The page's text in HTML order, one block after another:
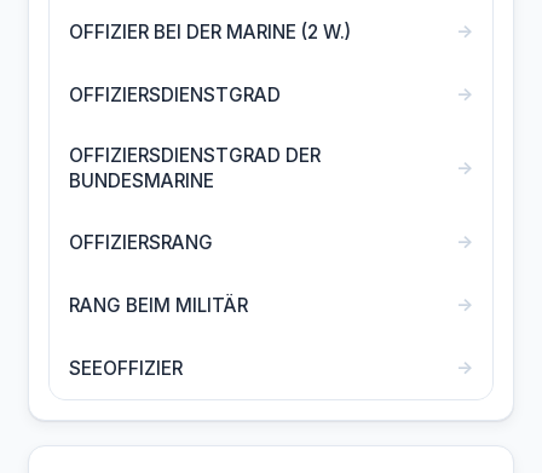
OFFIZIER BEI DER MARINE (2 W.) →
OFFIZIERSDIENSTGRAD →
OFFIZIERSDIENSTGRAD DER
BUNDESMARINE
→
OFFIZIERSRANG →
RANG BEIM MILITÄR →
SEEOFFIZIER →